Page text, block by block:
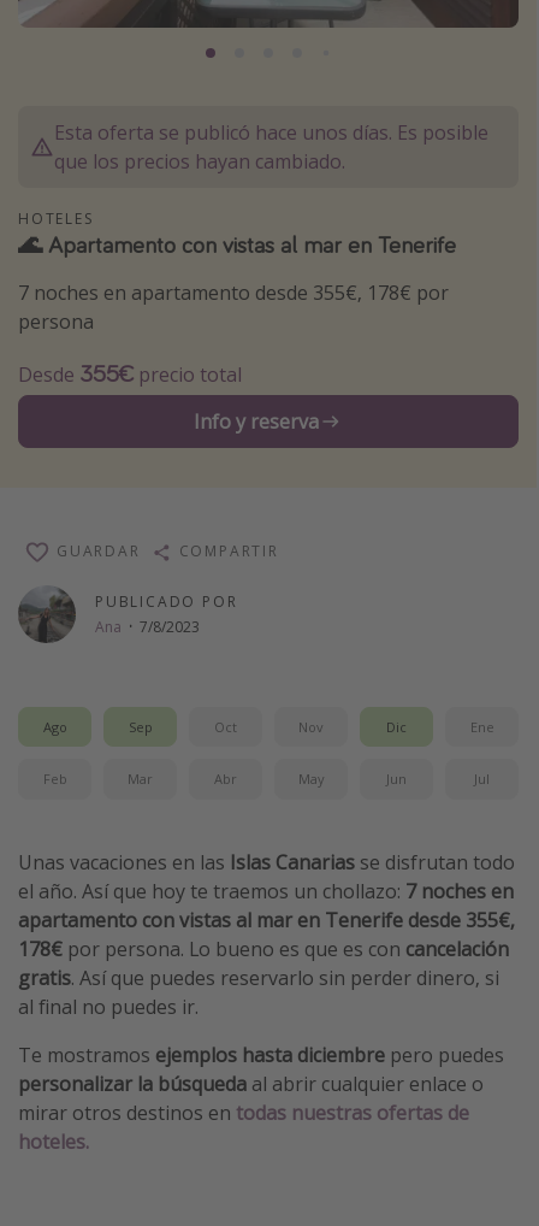
Marruecos
Tailandia
Albania
Inspiración para viajes
Camping
Glamping
Viajar sola como mujer
Viajes para singles
Escapadas románticas
Más temas
Guía de equipaje de mano
Parques de atracciones
Viaja con musicales
El Rey León el musical
Eventos deportivos
Esta oferta se publicó hace unos días. Es posible
que los precios hayan cambiado.
HOTELES
🌊 Apartamento con vistas al mar en Tenerife
7 noches en apartamento desde 355€, 178€ por
persona
Desde 355€ precio total
Info y reserva
PUBLICADO POR
Ana · 7/8/2023
GUARDAR COMPARTIR
Ago Sep Oct Nov Dic Ene
Feb Mar Abr May Jun Jul
Unas vacaciones en las Islas Canarias se disfrutan todo
el año. Así que hoy te traemos un chollazo: 7 noches en
apartamento con vistas al mar en Tenerife desde 355€,
178€ por persona. Lo bueno es que es con cancelación
gratis. Así que puedes reservarlo sin perder dinero, si
al final no puedes ir.
Te mostramos ejemplos hasta diciembre pero puedes
personalizar la búsqueda al abrir cualquier enlace o
mirar otros destinos en todas nuestras ofertas de
hoteles.